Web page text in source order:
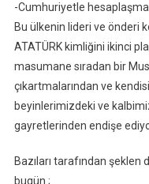
-Cumhuriyetle
Bu ülkenin lideri ve önderi
ATATÜRK kimliğini ikinci
masumane sıradan bir
çıkartmalarından ve
beyinlerimizdeki ve
gayretlerinden endişe
Bazıları tarafından şeklen
bugün ;